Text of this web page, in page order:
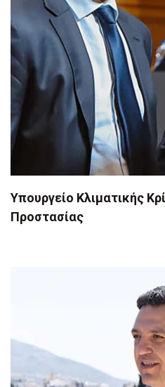
Υπουργείο Κλιματικής
Προστασίας